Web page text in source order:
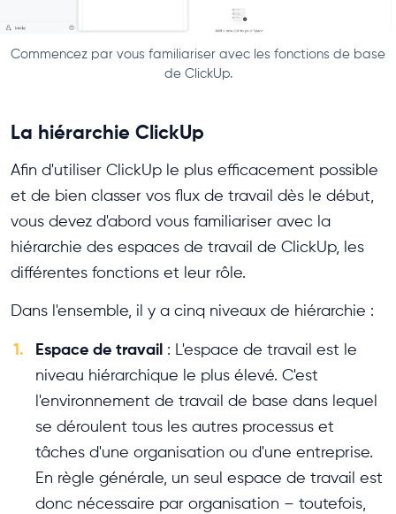
Commencez par vous familiariser avec les fonctions de base
de ClickUp.
La hiérarchie ClickUp
Afin d'utiliser ClickUp le plus efficacement possible
et de bien classer vos flux de travail dès le début,
vous devez d'abord vous familiariser avec la
hiérarchie des espaces de travail de ClickUp, les
différentes fonctions et leur rôle.
Dans l'ensemble, il y a cinq niveaux de hiérarchie :
1. Espace de travail : L'espace de travail est le
niveau hiérarchique le plus élevé. C'est
l'environnement de travail de base dans lequel
se déroulent tous les autres processus et
tâches d'une organisation ou d'une entreprise.
En règle générale, un seul espace de travail est
donc nécessaire par organisation – toutefois,